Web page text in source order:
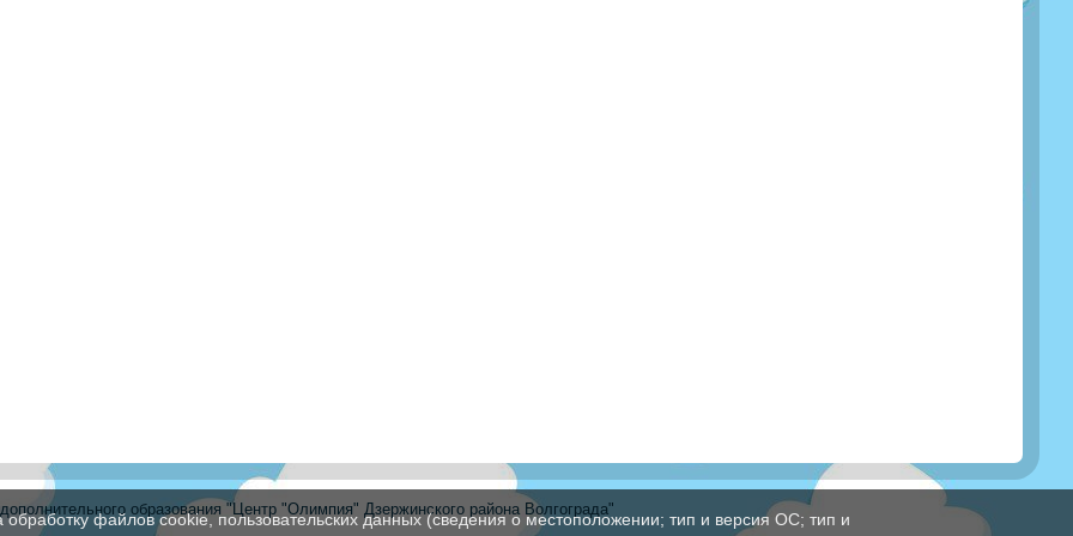
образования "Центр "Олимпия" Дзержинского района Волгограда"
файлов cookie, пользовательских данных (сведения о местоположении; тип и версия ОС; тип и